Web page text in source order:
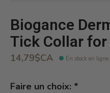
Biogance
Tick Collar for
14,79$CA En stock en ligne
Faire un choix: *